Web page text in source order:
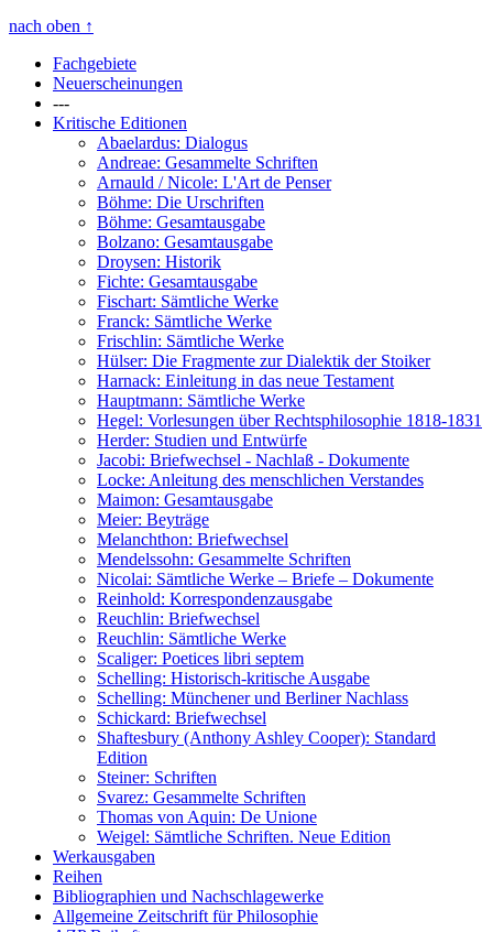
nach oben ↑
Fachgebiete
Neuerscheinungen
---
Kritische Editionen
Abaelardus: Dialogus
Andreae: Gesammelte Schriften
Arnauld / Nicole: L'Art de Penser
Böhme: Die Urschriften
Böhme: Gesamtausgabe
Bolzano: Gesamtausgabe
Droysen: Historik
Fichte: Gesamtausgabe
Fischart: Sämtliche Werke
Franck: Sämtliche Werke
Frischlin: Sämtliche Werke
Hülser: Die Fragmente zur Dialektik der Stoiker
Harnack: Einleitung in das neue Testament
Hauptmann: Sämtliche Werke
Hegel: Vorlesungen über Rechtsphilosophie 1818-1831
Herder: Studien und Entwürfe
Jacobi: Briefwechsel - Nachlaß - Dokumente
Locke: Anleitung des menschlichen Verstandes
Maimon: Gesamtausgabe
Meier: Beyträge
Melanchthon: Briefwechsel
Mendelssohn: Gesammelte Schriften
Nicolai: Sämtliche Werke – Briefe – Dokumente
Reinhold: Korrespondenzausgabe
Reuchlin: Briefwechsel
Reuchlin: Sämtliche Werke
Scaliger: Poetices libri septem
Schelling: Historisch-kritische Ausgabe
Schelling: Münchener und Berliner Nachlass
Schickard: Briefwechsel
Shaftesbury (Anthony Ashley Cooper): Standard
Edition
Steiner: Schriften
Svarez: Gesammelte Schriften
Thomas von Aquin: De Unione
Weigel: Sämtliche Schriften. Neue Edition
Werkausgaben
Reihen
Bibliographien und Nachschlagewerke
Allgemeine Zeitschrift für Philosophie